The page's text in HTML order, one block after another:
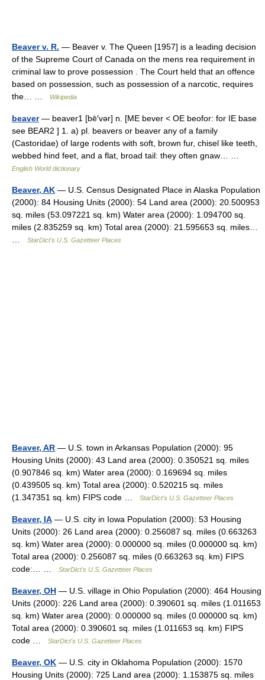
Beaver v. R. — Beaver v. The Queen [1957] is a leading decision
of the Supreme Court of Canada on the mens rea requirement in
criminal law to prove possession . The Court held that an offence
based on possession, such as possession of a narcotic, requires
the… …
Wikipedia
beaver— beaver1 [bē′vər] n. [ME bever < OE beofor: for IE base
see BEAR2 ] 1. a) pl. beavers or beaver any of a family
(Castoridae) of large rodents with soft, brown fur, chisel like teeth,
webbed hind feet, and a flat, broad tail: they often gnaw… …
English World dictionary
Beaver, AK — U.S. Census Designated Place in Alaska Population
(2000): 84 Housing Units (2000): 54 Land area (2000): 20.500953
sq. miles (53.097221 sq. km) Water area (2000): 1.094700 sq.
miles (2.835259 sq. km) Total area (2000): 21.595653 sq. miles…
StarDict's U.S. Gazetteer Places
Beaver, AR — U.S. town in Arkansas Population (2000): 95
Housing Units (2000): 43 Land area (2000): 0.350521 sq. miles
(0.907846 sq. km) Water area (2000): 0.169694 sq. miles
(0.439505 sq. km) Total area (2000): 0.520215 sq. miles
(1.347351 sq. km) FIPS code …
StarDict's U.S. Gazetteer Places
Beaver, IA — U.S. city in Iowa Population (2000): 53 Housing
Units (2000): 26 Land area (2000): 0.256087 sq. miles (0.663263
sq. km) Water area (2000): 0.000000 sq. miles (0.000000 sq. km)
Total area (2000): 0.256087 sq. miles (0.663263 sq. km) FIPS
code:… …
StarDict's U.S. Gazetteer Places
Beaver, OH — U.S. village in Ohio Population (2000): 464 Housing
Units (2000): 226 Land area (2000): 0.390601 sq. miles (1.011653
sq. km) Water area (2000): 0.000000 sq. miles (0.000000 sq. km)
Total area (2000): 0.390601 sq. miles (1.011653 sq. km) FIPS
code …
StarDict's U.S. Gazetteer Places
Beaver, OK — U.S. city in Oklahoma Population (2000): 1570
Housing Units (2000): 725 Land area (2000): 1.153875 sq. miles